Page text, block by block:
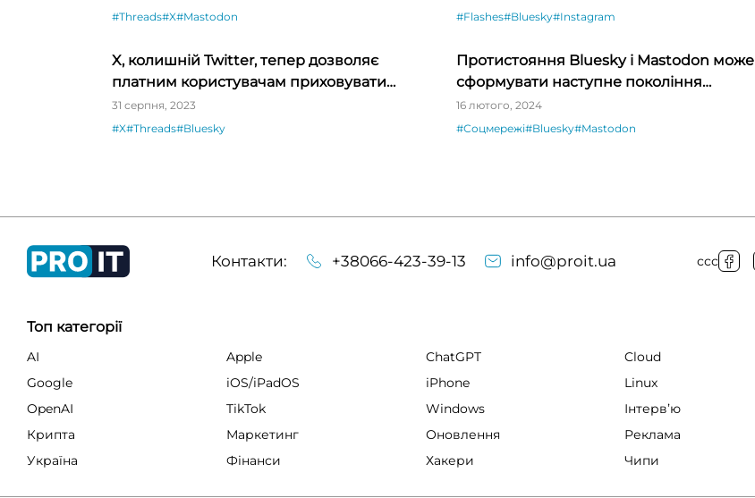
#Threads#X#Mastodon
#Flashes#Bluesky#Instagram
X, колишній Twitter, тепер дозволяє
платним користувачам приховувати
свої уподобайки
31 серпня, 2023
#X#Threads#Bluesky
Протистояння Bluesky і Mastodon може
сформувати наступне покоління
соціальних мереж
16 лютого, 2024
#Соцмережі#Bluesky#Mastodon
Контакти: +38066-423-39-13 info@proit.ua ссс
Топ категорії
AI Apple ChatGPT Cloud
Google
iOS/iPadOS iPhone Linux
OpenAI
TikTok Windows Інтервʼю
Крипта
Маркетинг Оновлення Реклама
Україна
Фінанси Хакери Чипи